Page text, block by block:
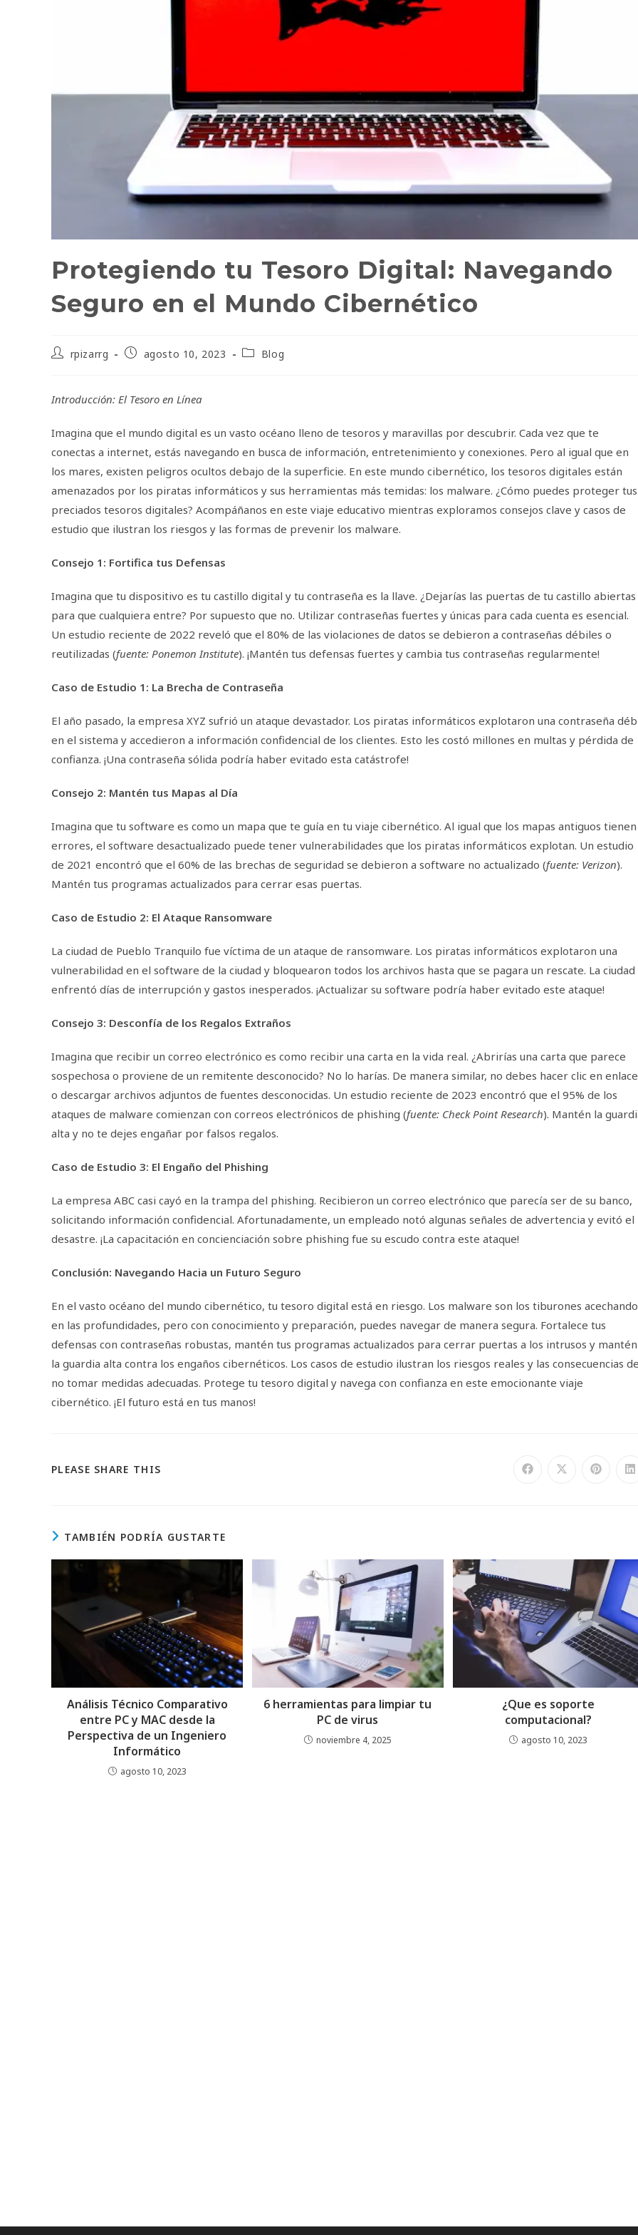
Protegiendo tu Tesoro Digital: Navegando
Seguro en el Mundo Cibernético
Autor
entrada:
rpizarrg
Publicación
entrada:
agosto 10, 2023
Categoría
Blog
Introducción: El Tesoro en Línea
Imagina que el mundo digital es un vasto océano lleno de tesoros y maravillas por descubrir. Cada vez que te
conectas a internet, estás navegando en busca de información, entretenimiento y conexiones. Pero al igual que en
los mares, existen peligros ocultos debajo de la superficie. En este mundo cibernético, los tesoros digitales están
amenazados por los piratas informáticos y sus herramientas más temidas: los malware. ¿Cómo puedes proteger tus
preciados tesoros digitales? Acompáñanos en este viaje educativo mientras exploramos consejos clave y casos de
estudio que ilustran los riesgos y las formas de prevenir los malware.
Consejo 1: Fortifica tus Defensas
Imagina que tu dispositivo es tu castillo digital y tu contraseña es la llave. ¿Dejarías las puertas de tu castillo abiertas
para que cualquiera entre? Por supuesto que no. Utilizar contraseñas fuertes y únicas para cada cuenta es esencial.
Un estudio reciente de 2022 reveló que el 80% de las violaciones de datos se debieron a contraseñas débiles o
reutilizadas (fuente: Ponemon Institute). ¡Mantén tus defensas fuertes y cambia tus contraseñas regularmente!
Caso de Estudio 1: La Brecha de Contraseña
El año pasado, la empresa XYZ sufrió un ataque devastador. Los piratas informáticos explotaron una contraseña
en el sistema y accedieron a información confidencial de los clientes. Esto les costó millones en multas y pérdida de
confianza. ¡Una contraseña sólida podría haber evitado esta catástrofe!
Consejo 2: Mantén tus Mapas al Día
Imagina que tu software es como un mapa que te guía en tu viaje cibernético. Al igual que los mapas antiguos tienen
errores, el software desactualizado puede tener vulnerabilidades que los piratas informáticos explotan. Un estudio
de 2021 encontró que el 60% de las brechas de seguridad se debieron a software no actualizado (fuente: Verizon).
Mantén tus programas actualizados para cerrar esas puertas.
Caso de Estudio 2: El Ataque Ransomware
La ciudad de Pueblo Tranquilo fue víctima de un ataque de ransomware. Los piratas informáticos explotaron una
vulnerabilidad en el software de la ciudad y bloquearon todos los archivos hasta que se pagara un rescate. La ciudad
enfrentó días de interrupción y gastos inesperados. ¡Actualizar su software podría haber evitado este ataque!
Consejo 3: Desconfía de los Regalos Extraños
Imagina que recibir un correo electrónico es como recibir una carta en la vida real. ¿Abrirías una carta que parece
sospechosa o proviene de un remitente desconocido? No lo harías. De manera similar, no debes hacer clic en
o descargar archivos adjuntos de fuentes desconocidas. Un estudio reciente de 2023 encontró que el 95% de los
ataques de malware comienzan con correos electrónicos de phishing (fuente: Check Point Research). Mantén la
alta y no te dejes engañar por falsos regalos.
Caso de Estudio 3: El Engaño del Phishing
La empresa ABC casi cayó en la trampa del phishing. Recibieron un correo electrónico que parecía ser de su banco,
solicitando información confidencial. Afortunadamente, un empleado notó algunas señales de advertencia y evitó el
desastre. ¡La capacitación en concienciación sobre phishing fue su escudo contra este ataque!
Conclusión: Navegando Hacia un Futuro Seguro
En el vasto océano del mundo cibernético, tu tesoro digital está en riesgo. Los malware son los tiburones acechando
en las profundidades, pero con conocimiento y preparación, puedes navegar de manera segura. Fortalece tus
defensas con contraseñas robustas, mantén tus programas actualizados para cerrar puertas a los intrusos y mantén
la guardia alta contra los engaños cibernéticos. Los casos de estudio ilustran los riesgos reales y las consecuencias de
no tomar medidas adecuadas. Protege tu tesoro digital y navega con confianza en este emocionante viaje
cibernético. ¡El futuro está en tus manos!
PLEASE SHARE THIS Se Se Se Se
TAMBIÉN PODRÍA GUSTARTE
Análisis Técnico Comparativo
entre PC y MAC desde la
Perspectiva de un Ingeniero
Informático
agosto 10, 2023
6 herramientas para limpiar tu
PC de virus
noviembre 4, 2025
¿Que es soporte
computacional?
agosto 10, 2023